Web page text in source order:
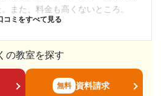
ト、授業以外のコミュニケーション等)
数は多くなかった。途中で塾長が
コミをすべて見る
また、料金も高くないところ。
値段は安くは無い。しかし、マン
ため出せる金額。
の教室を探す
無料 資料請求